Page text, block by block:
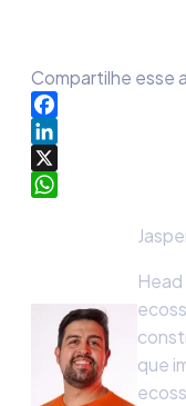
Compartilhe esse
Facebook
LinkedIn
X
que